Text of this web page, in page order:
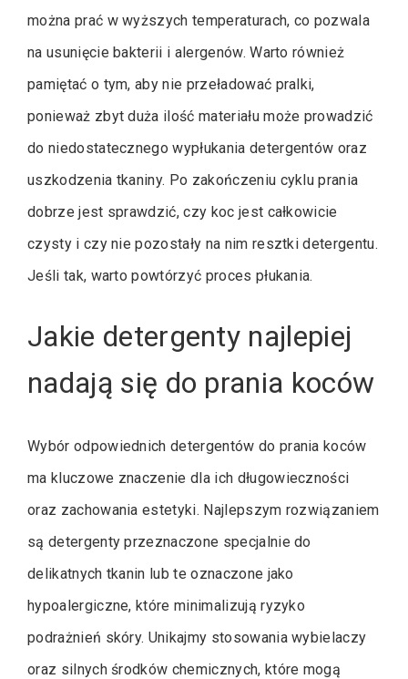
można prać w wyższych temperaturach, co pozwala
na usunięcie bakterii i alergenów. Warto również
pamiętać o tym, aby nie przeładować pralki,
ponieważ zbyt duża ilość materiału może prowadzić
do niedostatecznego wypłukania detergentów oraz
uszkodzenia tkaniny. Po zakończeniu cyklu prania
dobrze jest sprawdzić, czy koc jest całkowicie
czysty i czy nie pozostały na nim resztki detergentu.
Jeśli tak, warto powtórzyć proces płukania.
Jakie detergenty najlepiej
nadają się do prania koców
Wybór odpowiednich detergentów do prania koców
ma kluczowe znaczenie dla ich długowieczności
oraz zachowania estetyki. Najlepszym rozwiązaniem
są detergenty przeznaczone specjalnie do
delikatnych tkanin lub te oznaczone jako
hypoalergiczne, które minimalizują ryzyko
podrażnień skóry. Unikajmy stosowania wybielaczy
oraz silnych środków chemicznych, które mogą